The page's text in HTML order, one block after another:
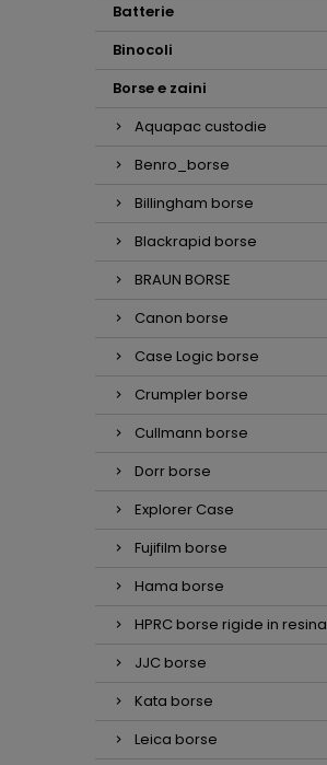
Batterie
Binocoli
Borse e zaini
Aquapac custodie
Benro_borse
Billingham borse
Blackrapid borse
BRAUN BORSE
Canon borse
Case Logic borse
Crumpler borse
Cullmann borse
Dorr borse
Explorer Case
Fujifilm borse
Hama borse
HPRC borse rigide in resina
JJC borse
Kata borse
Leica borse